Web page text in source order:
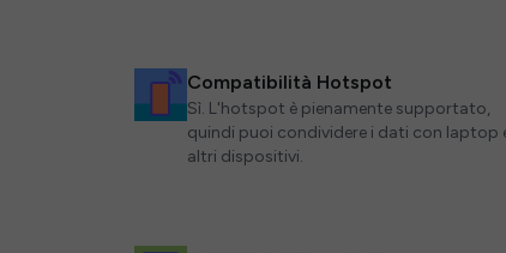
Compatibilità Hotspot
Sì. L'hotspot è pienamente supportato,
quindi puoi condividere i dati con laptop
altri dispositivi.